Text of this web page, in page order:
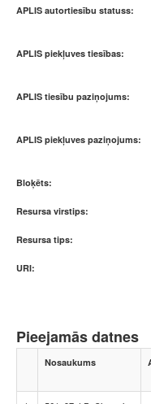
APLIS autortiesību statuss:
APLIS piekļuves tiesības:
APLIS tiesību paziņojums:
APLIS piekļuves paziņojums:
Bloķēts:
Resursa virstips:
Resursa tips:
URI:
Pieejamās datnes
Nosaukums